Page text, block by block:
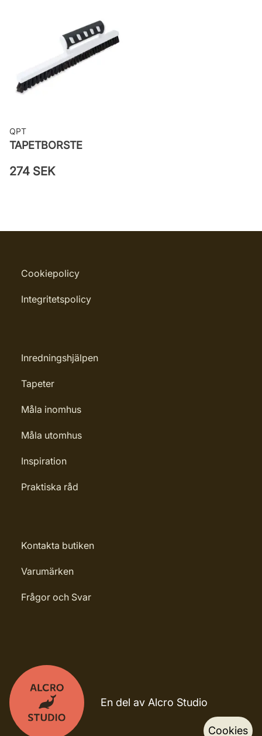
QPT
TAPETBORSTE
274 SEK
Cookiepolicy
Integritetspolicy
Inredningshjälpen
Tapeter
Måla inomhus
Måla utomhus
Inspiration
Praktiska råd
Kontakta butiken
Varumärken
Frågor och Svar
En del av Alcro Studio
Cookies